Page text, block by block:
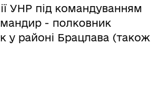
УНР під командуванням
- полковник
у районі Брацлава (також